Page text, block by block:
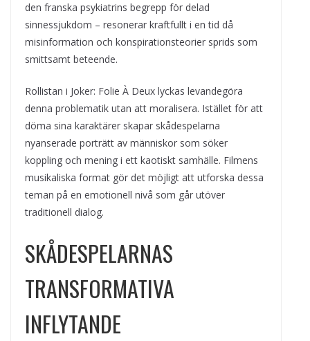
den franska psykiatrins begrepp för delad
sinnessjukdom – resonerar kraftfullt i en tid då
misinformation och konspirationsteorier sprids som
smittsamt beteende.
Rollistan i Joker: Folie À Deux lyckas levandegöra
denna problematik utan att moralisera. Istället för att
döma sina karaktärer skapar skådespelarna
nyanserade porträtt av människor som söker
koppling och mening i ett kaotiskt samhälle. Filmens
musikaliska format gör det möjligt att utforska dessa
teman på en emotionell nivå som går utöver
traditionell dialog.
SKÅDESPELARNAS
TRANSFORMATIVA
INFLYTANDE